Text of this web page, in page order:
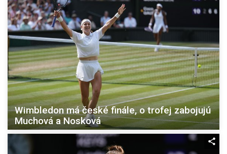
Wimbledon má české finále, o trofej zabojujú
Muchová a Nosková